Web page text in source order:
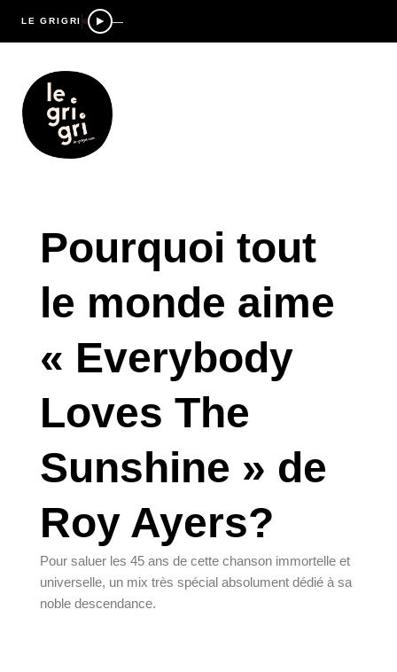
LE GRIGRI —
Pourquoi tout
le monde aime
« Everybody
Loves The
Sunshine » de
Roy Ayers?
Pour saluer les 45 ans de cette chanson immortelle et
universelle, un mix très spécial absolument dédié à sa
noble descendance.